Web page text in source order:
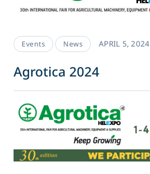
Events News APRIL 5, 2024
Agrotica 2024